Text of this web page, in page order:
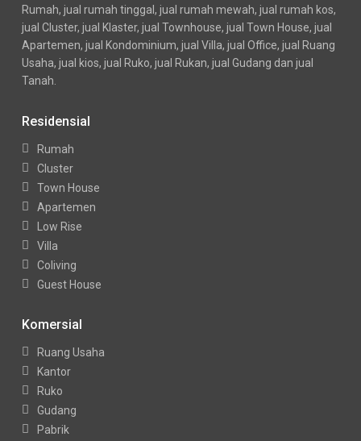
Rumah, jual rumah tinggal, jual rumah mewah, jual rumah kos,
jual Cluster, jual Klaster, jual Townhouse, jual Town House, jual
Apartemen, jual Kondominium, jual Villa, jual Office, jual Ruang
Usaha, jual kios, jual Ruko, jual Rukan, jual Gudang dan jual
Tanah.
Residensial
Rumah
Cluster
Town House
Apartemen
Low Rise
Villa
Coliving
Guest House
Komersial
Ruang Usaha
Kantor
Ruko
Gudang
Pabrik